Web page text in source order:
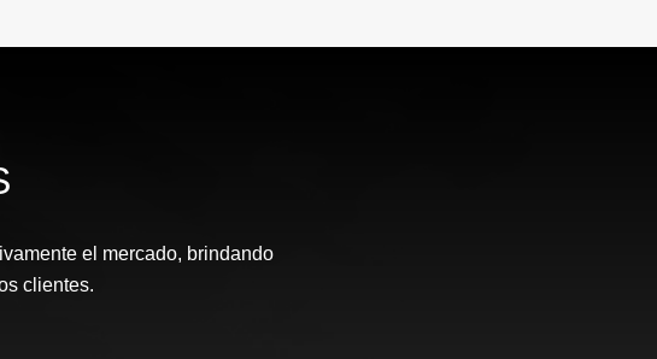
el mercado, brindando
clientes.